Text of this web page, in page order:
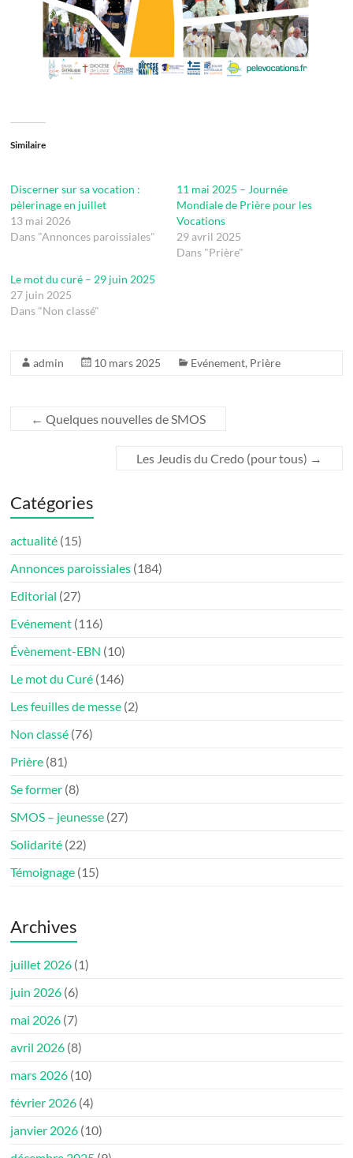
Similaire
Discerner sur sa vocation :
pèlerinage en juillet
13 mai 2026
Dans "Annonces paroissiales"
11 mai 2025 – Journée
Mondiale de Prière pour les
Vocations
29 avril 2025
Dans "Prière"
Le mot du curé – 29 juin 2025
27 juin 2025
Dans "Non classé"
admin 10 mars 2025 Evénement, Prière
← Quelques nouvelles de SMOS
Les Jeudis du Credo (pour tous)­ →
Catégories
actualité (15)
Annonces paroissiales (184)
Editorial (27)
Evénement (116)
Évènement-EBN (10)
Le mot du Curé (146)
Les feuilles de messe (2)
Non classé (76)
Prière (81)
Se former (8)
SMOS – jeunesse (27)
Solidarité (22)
Témoignage (15)
Archives
juillet 2026 (1)
juin 2026 (6)
mai 2026 (7)
avril 2026 (8)
mars 2026 (10)
février 2026 (4)
janvier 2026 (10)